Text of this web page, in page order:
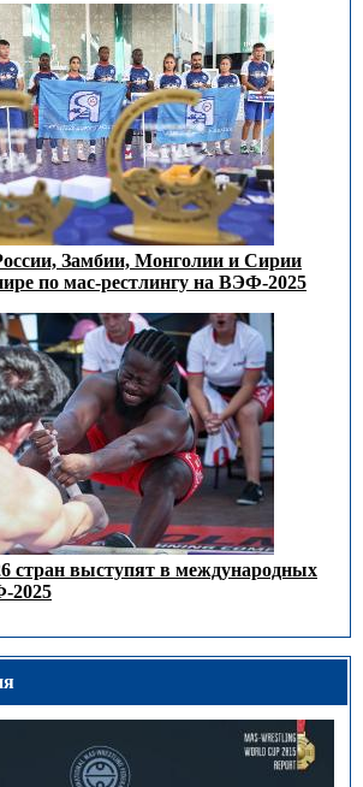
Замбии, Монголии и Сирии
по мас-рестлингу на ВЭФ-2025
стран выступят в международных
2025